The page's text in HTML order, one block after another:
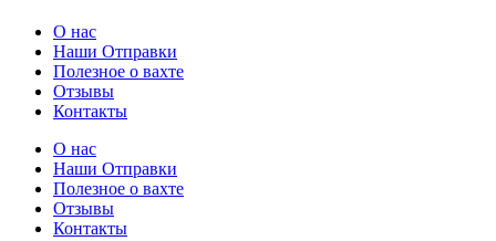
О нас
Наши Отправки
Полезное о вахте
Отзывы
Контакты
О нас
Наши Отправки
Полезное о вахте
Отзывы
Контакты